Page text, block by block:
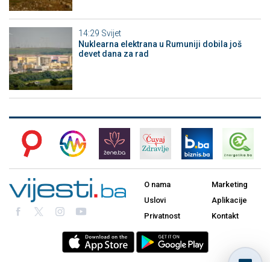
14:29 Svijet
Nuklearna elektrana u Rumuniji dobila još
devet dana za rad
O nama
Uslovi
Privatnost
Marketing
Aplikacije
Kontakt